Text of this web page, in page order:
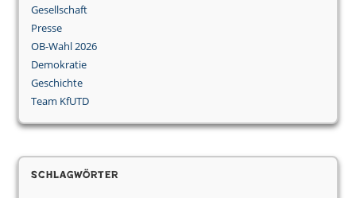
Gesellschaft
Presse
OB-Wahl 2026
Demokratie
Geschichte
Team KfUTD
Schlagwörter